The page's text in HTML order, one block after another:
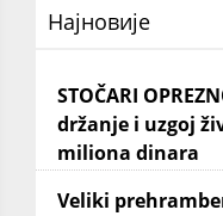
Најновије
STOČARI
držanje i uzgoj
miliona dinara
Veliki